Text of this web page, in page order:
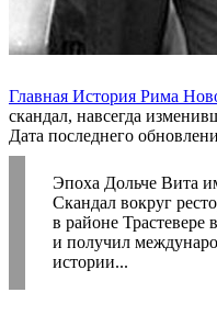
Главная История Рима
скандал, навсегда
Дата последнего
Эпоха Дольче Вита
Скандал вокруг
в районе
и получил
истории...